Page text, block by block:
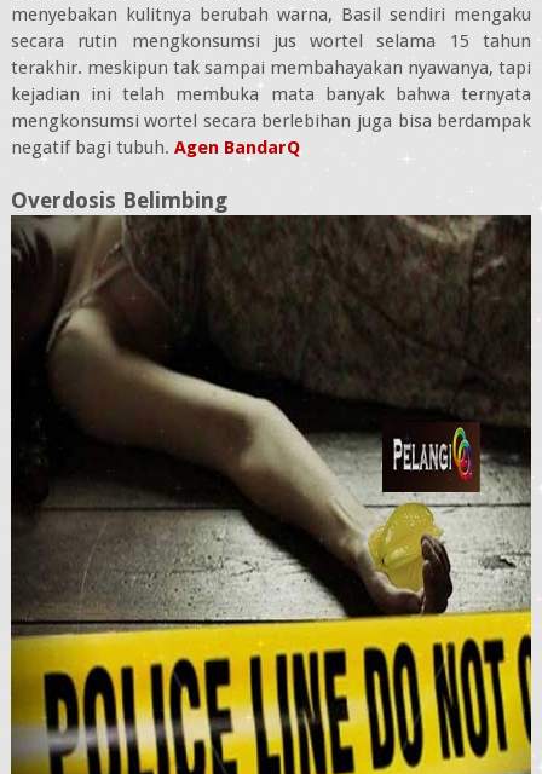
menyebakan kulitnya berubah warna, Basil sendiri mengaku
secara rutin mengkonsumsi jus wortel selama 15 tahun
terakhir. meskipun tak sampai membahayakan nyawanya, tapi
kejadian ini telah membuka mata banyak bahwa ternyata
mengkonsumsi wortel secara berlebihan juga bisa berdampak
negatif bagi tubuh. Agen BandarQ
Overdosis Belimbing